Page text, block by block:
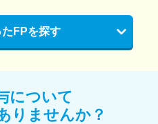
FPを探す
について
りませんか？